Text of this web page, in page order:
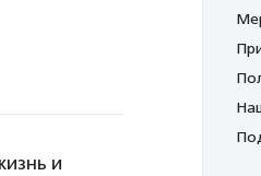
и